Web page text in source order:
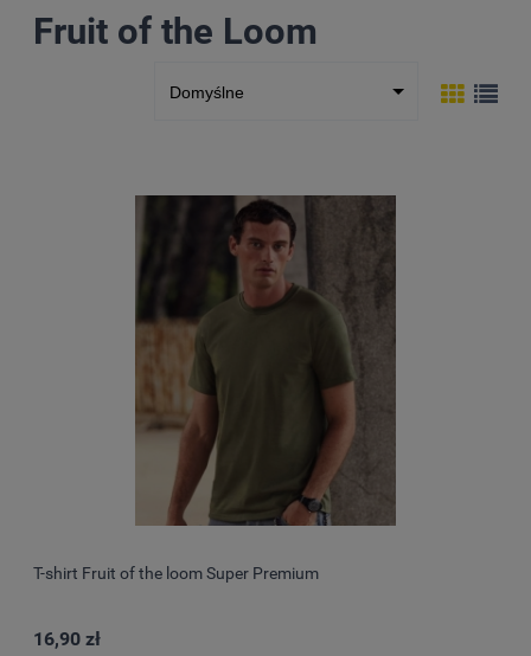
Fruit of the Loom
T-shirt Fruit of the loom Super Premium
16,90 zł